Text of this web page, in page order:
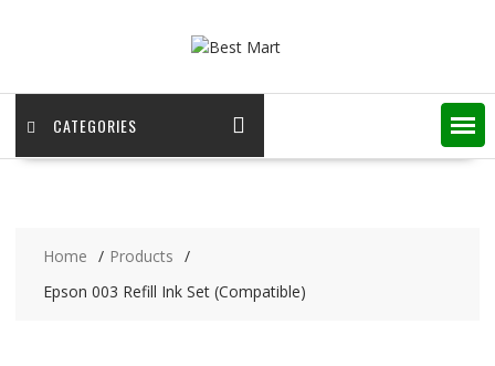
CATEGORIES
Home
Products
Epson 003 Refill Ink Set (Compatible)